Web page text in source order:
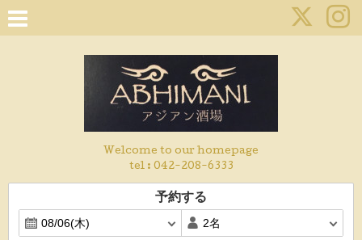
Welcome to our homepage
tel : 042-208-6333
予約する